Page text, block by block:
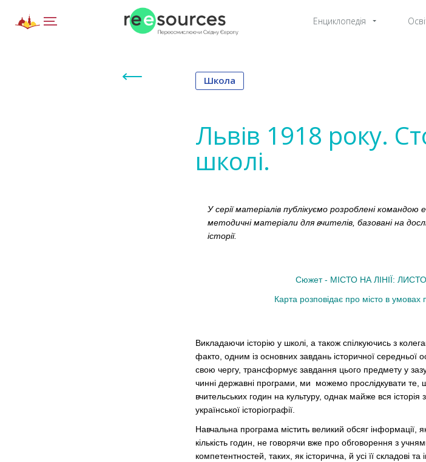
Енциклопедія
Школа
Львів 1918 року.
школі.
У серії матеріалів публікуємо розроблені командою
методичні матеріали для вчителів, базовані на
історії.
Сюжет - МІСТО НА ЛІНІЇ:
Карта розповідає про місто в умовах
Викладаючи історію у школі, а також спілкуючись з
факто, одним із основних завдань історичної середньої
свою чергу, трансформує завдання цього предмету у
чинні державні програми, ми можемо прослідкувати те,
вчительських годин на культуру, однак майже вся
української історіографії.
Навчальна програма містить великий обсяг інформації,
кількість годин, не говорячи вже про обговорення з
компетентностей, таких, як історична, й усі її складові